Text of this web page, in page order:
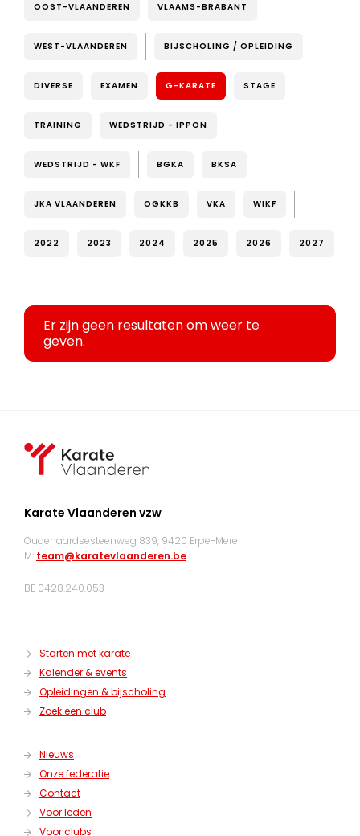
OOST-VLAANDEREN VLAAMS-BRABANT
WEST-VLAANDEREN BIJSCHOLING / OPLEIDING
DIVERSE EXAMEN G-KARATE STAGE
TRAINING WEDSTRIJD - IPPON
WEDSTRIJD - WKF BGKA BKSA
JKA VLAANDEREN OGKKB VKA WIKF
2022 2023 2024 2025 2026 2027
Er zijn geen resultaten om weer te
geven.
Karate Vlaanderen vzw
Oudenaardsesteenweg 839, 9420 Erpe-Mere
M: team@karatevlaanderen.be
BE 0428.240.053
Starten met karate
Kalender & events
Opleidingen & bijscholing
Zoek een club
Nieuws
Onze federatie
Contact
Voor leden
Voor clubs